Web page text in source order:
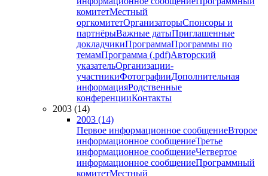
комитетМестный
оргкомитетОрганизаторыСпонсоры и
партнёрыВажные датыПриглашенные
докладчикиПрограммаПрограммы по
темамПрограмма (.pdf)Авторский
указательОрганизации-
участникиФотографииДополнительная
информацияРодственные
конференцииКонтакты
2003 (14)
2003 (14)
Первое информационное сообщениеВторое
информационное сообщениеТретье
информационное сообщениеЧетвертое
информационное сообщениеПрограммный
комитетМестный